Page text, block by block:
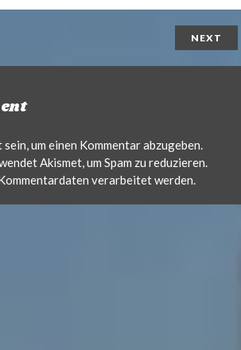
NEXT
sein, um einen Kommentar abzugeben.
Akismet, um Spam zu reduzieren.
verarbeitet werden.